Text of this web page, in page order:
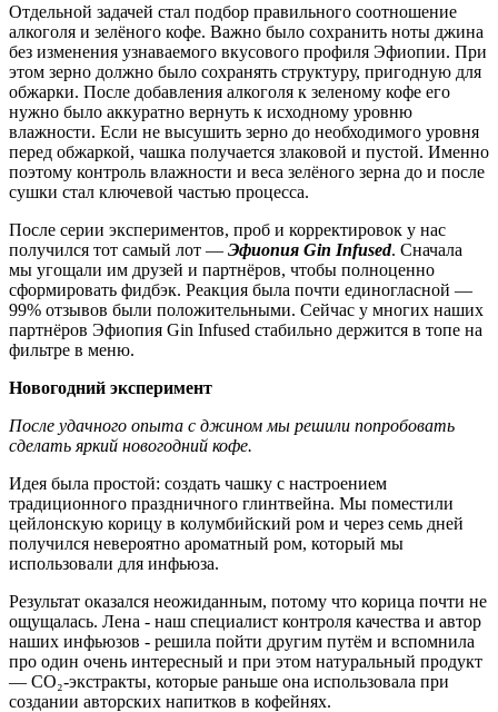
Отдельной задачей стал подбор правильного соотношение
алкоголя и зелёного кофе. Важно было сохранить ноты джина
без изменения узнаваемого вкусового профиля Эфиопии. При
этом зерно должно было сохранять структуру, пригодную для
обжарки. После добавления алкоголя к зеленому кофе его
нужно было аккуратно вернуть к исходному уровню
влажности. Если не высушить зерно до необходимого уровня
перед обжаркой, чашка получается злаковой и пустой. Именно
поэтому контроль влажности и веса зелёного зерна до и после
сушки стал ключевой частью процесса.
После серии экспериментов, проб и корректировок у нас
получился тот самый лот — Эфиопия Gin Infused. Сначала
мы угощали им друзей и партнёров, чтобы полноценно
сформировать фидбэк. Реакция была почти единогласной —
99% отзывов были положительными. Сейчас у многих наших
партнёров Эфиопия Gin Infused стабильно держится в топе на
фильтре в меню.
Новогодний эксперимент
После удачного опыта с джином мы решили попробовать
сделать яркий новогодний кофе.
Идея была простой: создать чашку с настроением
традиционного праздничного глинтвейна. Мы поместили
цейлонскую корицу в колумбийский ром и через семь дней
получился невероятно ароматный ром, который мы
использовали для инфьюза.
Результат оказался неожиданным, потому что корица почти не
ощущалась. Лена - наш специалист контроля качества и автор
наших инфьюзов - решила пойти другим путём и вспомнила
про один очень интересный и при этом натуральный продукт
— CO₂-экстракты, которые раньше она использовала при
создании авторских напитков в кофейнях.